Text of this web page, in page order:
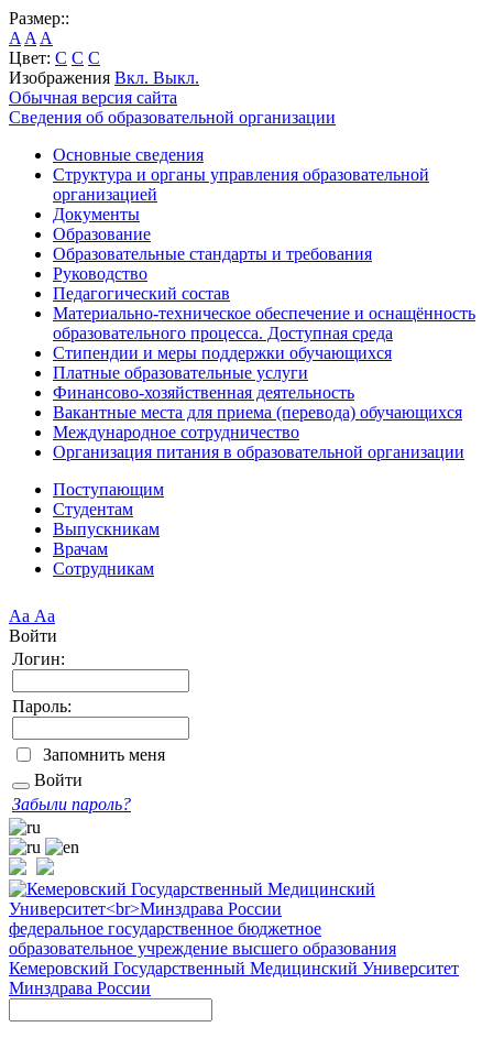
Размер::
A A A
Цвет: C C C
Изображения Вкл. Выкл.
Обычная версия сайта
Сведения об образовательной организации
Основные сведения
Структура и органы управления образовательной
организацией
Документы
Образование
Образовательные стандарты и требования
Руководство
Педагогический состав
Материально-техническое обеспечение и оснащённость
образовательного процесса. Доступная среда
Стипендии и меры поддержки обучающихся
Платные образовательные услуги
Финансово-хозяйственная деятельность
Вакантные места для приема (перевода) обучающихся
Международное сотрудничество
Организация питания в образовательной организации
Поступающим
Студентам
Выпускникам
Врачам
Сотрудникам
Аа Аа
Войти
Логин:
Пароль:
Запомнить меня
Войти
Забыли пароль?
федеральное государственное бюджетное
образовательное учреждение высшего образования
Кемеровский Государственный Медицинский Университет
Минздрава России